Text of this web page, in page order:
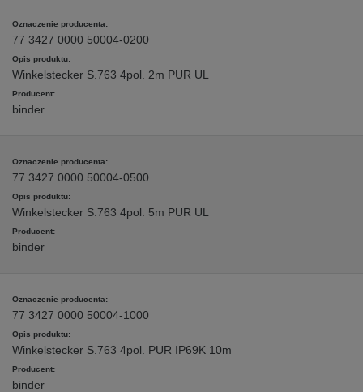
77 3427 0000 50004-0200
Winkelstecker S.763 4pol. 2m PUR UL
binder
77 3427 0000 50004-0500
Winkelstecker S.763 4pol. 5m PUR UL
binder
77 3427 0000 50004-1000
Winkelstecker S.763 4pol. PUR IP69K 10m
binder